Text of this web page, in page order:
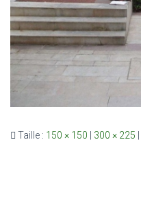
Taille : 150 × 150 | 300 × 225 |